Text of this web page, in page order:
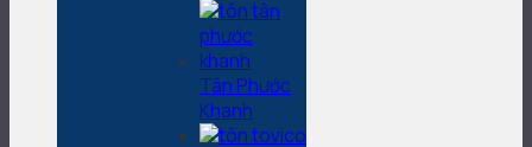
Tân Phước
Khanh